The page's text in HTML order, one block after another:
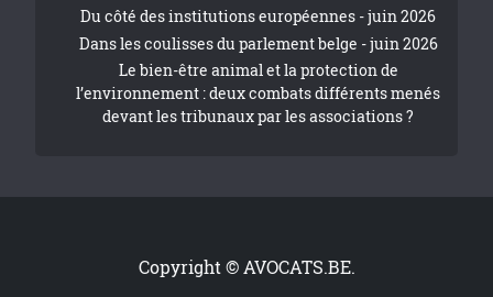
Du côté des institutions européennes - juin 2026
Dans les coulisses du parlement belge - juin 2026
Le bien-être animal et la protection de
l’environnement : deux combats différents menés
devant les tribunaux par les associations ?
Copyright © AVOCATS.BE.